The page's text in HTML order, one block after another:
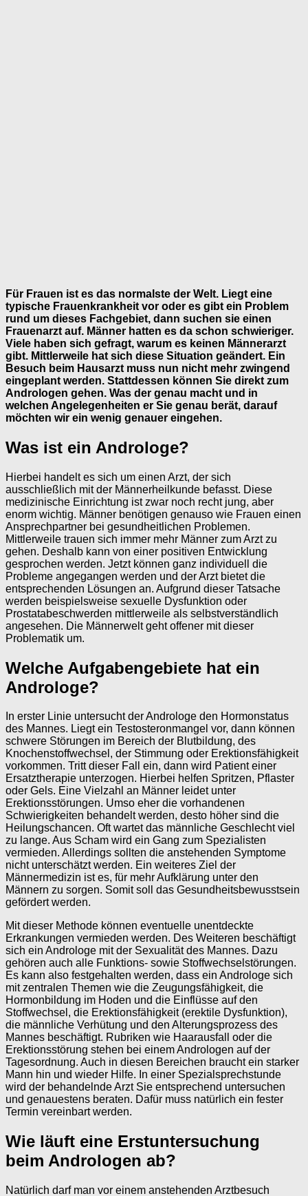
Für Frauen ist es das normalste der Welt. Liegt eine
typische Frauenkrankheit vor oder es gibt ein Problem
rund um dieses Fachgebiet, dann suchen sie einen
Frauenarzt auf. Männer hatten es da schon schwieriger.
Viele haben sich gefragt, warum es keinen Männerarzt
gibt. Mittlerweile hat sich diese Situation geändert. Ein
Besuch beim Hausarzt muss nun nicht mehr zwingend
eingeplant werden. Stattdessen können Sie direkt zum
Andrologen gehen. Was der genau macht und in
welchen Angelegenheiten er Sie genau berät, darauf
möchten wir ein wenig genauer eingehen.
Was ist ein Androloge?
Hierbei handelt es sich um einen Arzt, der sich
ausschließlich mit der Männerheilkunde befasst. Diese
medizinische Einrichtung ist zwar noch recht jung, aber
enorm wichtig. Männer benötigen genauso wie Frauen einen
Ansprechpartner bei gesundheitlichen Problemen.
Mittlerweile trauen sich immer mehr Männer zum Arzt zu
gehen. Deshalb kann von einer positiven Entwicklung
gesprochen werden. Jetzt können ganz individuell die
Probleme angegangen werden und der Arzt bietet die
entsprechenden Lösungen an. Aufgrund dieser Tatsache
werden beispielsweise sexuelle Dysfunktion oder
Prostatabeschwerden mittlerweile als selbstverständlich
angesehen. Die Männerwelt geht offener mit dieser
Problematik um.
Welche Aufgabengebiete hat ein
Androloge?
In erster Linie untersucht der Androloge den Hormonstatus
des Mannes. Liegt ein Testosteronmangel vor, dann können
schwere Störungen im Bereich der Blutbildung, des
Knochenstoffwechsel, der Stimmung oder Erektionsfähigkeit
vorkommen. Tritt dieser Fall ein, dann wird Patient einer
Ersatztherapie unterzogen. Hierbei helfen Spritzen, Pflaster
oder Gels. Eine Vielzahl an Männer leidet unter
Erektionsstörungen. Umso eher die vorhandenen
Schwierigkeiten behandelt werden, desto höher sind die
Heilungschancen. Oft wartet das männliche Geschlecht viel
zu lange. Aus Scham wird ein Gang zum Spezialisten
vermieden. Allerdings sollten die anstehenden Symptome
nicht unterschätzt werden. Ein weiteres Ziel der
Männermedizin ist es, für mehr Aufklärung unter den
Männern zu sorgen. Somit soll das Gesundheitsbewusstsein
gefördert werden.
Mit dieser Methode können eventuelle unentdeckte
Erkrankungen vermieden werden. Des Weiteren beschäftigt
sich ein Androloge mit der Sexualität des Mannes. Dazu
gehören auch alle Funktions- sowie Stoffwechselstörungen.
Es kann also festgehalten werden, dass ein Androloge sich
mit zentralen Themen wie die Zeugungsfähigkeit, die
Hormonbildung im Hoden und die Einflüsse auf den
Stoffwechsel, die Erektionsfähigkeit (erektile Dysfunktion),
die männliche Verhütung und den Alterungsprozess des
Mannes beschäftigt. Rubriken wie Haarausfall oder die
Erektionsstörung stehen bei einem Andrologen auf der
Tagesordnung. Auch in diesen Bereichen braucht ein starker
Mann hin und wieder Hilfe. In einer Spezialsprechstunde
wird der behandelnde Arzt Sie entsprechend untersuchen
und genauestens beraten. Dafür muss natürlich ein fester
Termin vereinbart werden.
Wie läuft eine Erstuntersuchung
beim Andrologen ab?
Natürlich darf man vor einem anstehenden Arztbesuch